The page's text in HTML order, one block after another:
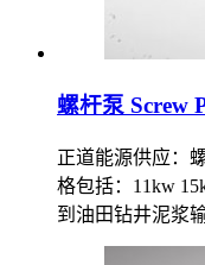
螺杆泵 Screw
正道能源供应：
格包括：11kw
到油田钻井泥浆